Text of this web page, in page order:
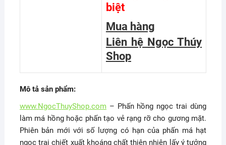
biệt
Mua hàng
Liên hệ Ngọc Thúy
Shop
Mô tả sản phẩm:
www.NgocThuyShop.com– Phấn hồng ngọc trai dùng
làm má hồng hoặc phấn tạo vẻ rạng rỡ cho gương mặt.
Phiên bản mới với số lượng có hạn của phấn má hạt
ngọc trai chiết xuất khoáng chất thiên nhiên lấy ý tưởng